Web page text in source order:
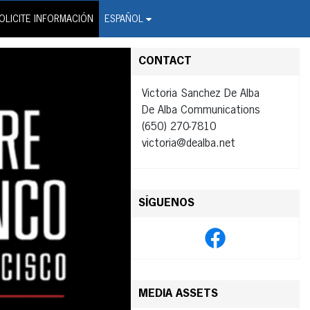
INFORMACIÓN ESPAÑOL
Wire Service
CONTACT
Victoria Sanchez De Alba
De Alba Communications
(650) 270-7810
victoria@dealba.net
SÍGUENOS
MEDIA ASSETS